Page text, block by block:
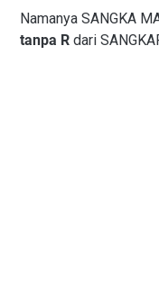
Namanya SANGKA
tanpa R dari